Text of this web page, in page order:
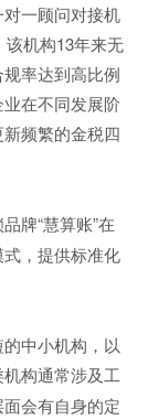
一顾问对接机
机构13年来无
率达到高比例
在不同发展阶
频繁的金税四
牌“慧算账”在
，提供标准化
中小机构，以
构通常涉及工
会有自身的定